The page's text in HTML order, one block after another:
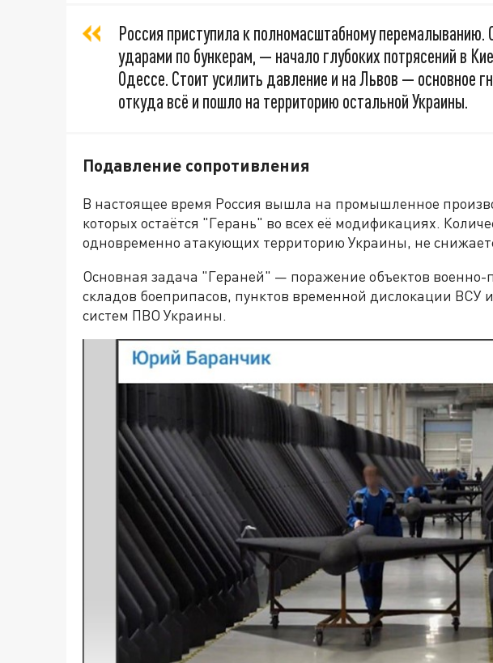
Россия приступила к полномасштабному перемалыванию.
ударами по бункерам, — начало глубоких потрясений в
Одессе. Стоит усилить давление и на Львов — основное
откуда всё и пошло на территорию остальной Украины.
Подавление сопротивления
В настоящее время Россия вышла на промышленное
которых остаётся "Герань" во всех её модификациях.
одновременно атакующих территорию Украины, не
Основная задача "Гераней" — поражение объектов
складов боеприпасов, пунктов временной дислокации ВСУ
систем ПВО Украины.